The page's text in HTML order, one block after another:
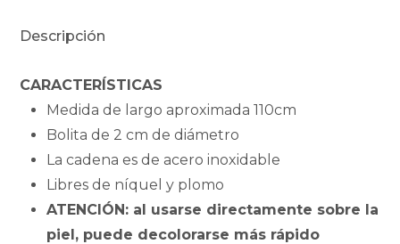
Descripción
CARACTERÍSTICAS
Medida de largo aproximada 110cm
Bolita de 2 cm de diámetro
La cadena es de acero inoxidable
Libres de níquel y plomo
ATENCIÓN: al usarse directamente sobre la
piel, puede decolorarse más rápido